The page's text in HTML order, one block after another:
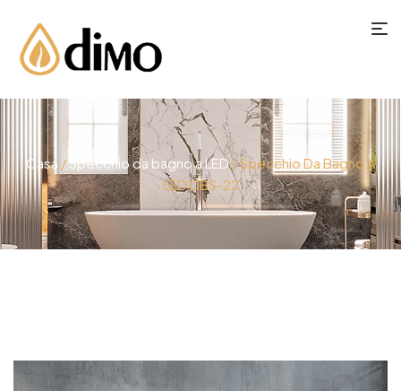
Casa /Specchio da bagno a LED/ Specchio Da Bagno A
LED DBS-22